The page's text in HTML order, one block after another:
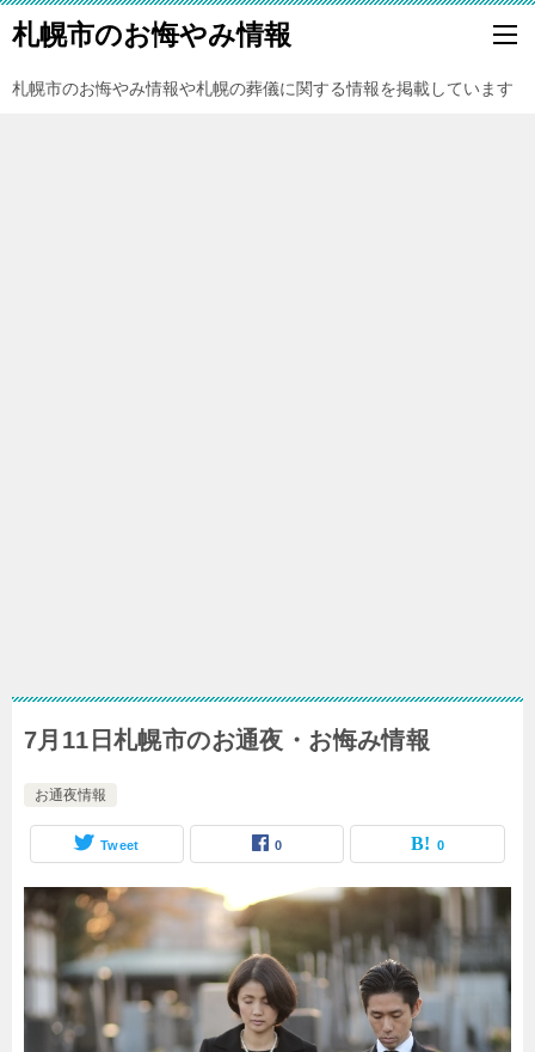
札幌市のお悔やみ情報
札幌市のお悔やみ情報や札幌の葬儀に関する情報を掲載しています
7月11日札幌市のお通夜・お悔み情報
お通夜情報
Tweet 0 0